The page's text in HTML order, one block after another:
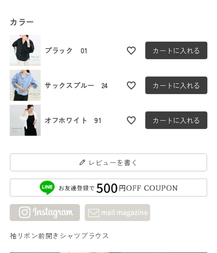
カラー
ブラック 01 カートに入れる
サックスブルー 24 カートに入れる
オフホワイト 91 カートに入れる
レビューを書く
袖リボン前開きシャツブラウス